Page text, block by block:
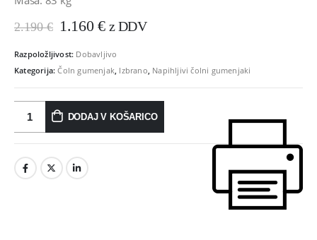
2.190€ Prvotna
je
bila:
2.190 €.
1.160 €Trenutna
je:
1.160 €.
z DDV
Razpoložljivost: Dobavljivo
Kategorija:Čoln gumenjak, Izbrano, Napihljivi čolni gumenjaki
DODAJ V KOŠARICO